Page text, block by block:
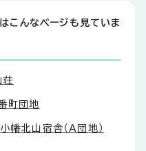
こんなページも見ていま
荘
町団地
幡北山宿舎（A団地）